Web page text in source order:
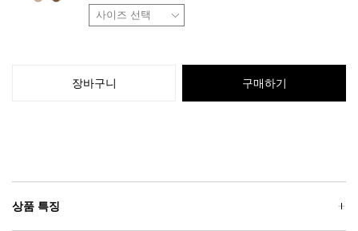
장바구니 구매하기
상품 특징